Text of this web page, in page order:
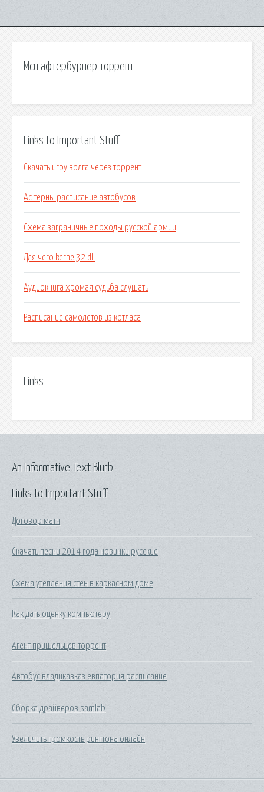
Мси афтербурнер торрент
Links to Important Stuff
Скачать игру волга через торрент
Ас терны расписание автобусов
Схема заграничные походы русской армии
Для чего kernel32 dll
Аудиокнига хромая судьба слушать
Расписание самолетов из котласа
Links
Links to Important Stuff
Договор матч
Скачать песни 2014 года новинки русские
Схема утепления стен в каркасном доме
Как дать оценку компьютеру
Агент пришельцев торрент
Автобус владикавказ евпатория расписание
Сборка драйверов samlab
Увеличить громкость рингтона онлайн
An Informative Text Blurb